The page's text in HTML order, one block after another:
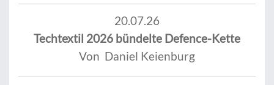
20.07.26
Techtextil 2026 bündelte Defence-Kette
Von Daniel Keienburg